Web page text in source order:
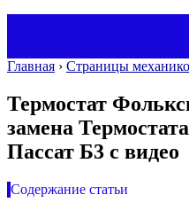
Главная › Страницы
Термостат
замена
Пассат Б3 с видео
Содержание статьи